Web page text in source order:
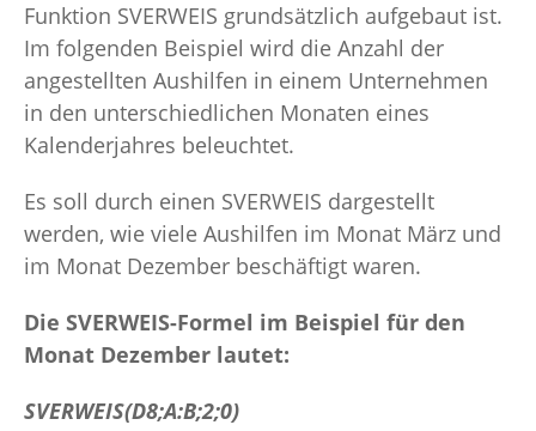
Funktion SVERWEIS grundsätzlich aufgebaut ist.
Im folgenden Beispiel wird die Anzahl der
angestellten Aushilfen in einem Unternehmen
in den unterschiedlichen Monaten eines
Kalenderjahres beleuchtet.
Es soll durch einen SVERWEIS dargestellt
werden, wie viele Aushilfen im Monat März und
im Monat Dezember beschäftigt waren.
Die SVERWEIS-Formel im Beispiel für den
Monat Dezember lautet:
SVERWEIS(D8;A:B;2;0)